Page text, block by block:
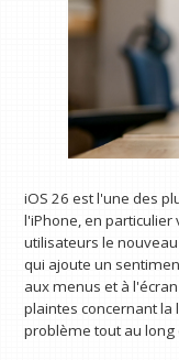
iOS 26 est l'une des
l'iPhone, en
utilisateurs le
qui ajoute un
aux menus et à
plaintes concernant la
problème tout au